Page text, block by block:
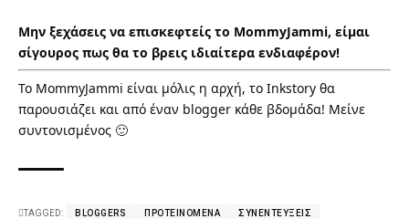
Μην ξεχάσεις να επισκεφτείς το MommyJammi, είμαι
σίγουρος πως θα το βρεις ιδιαίτερα ενδιαφέρον!
Το MommyJammi είναι μόλις η αρχή, το Inkstory θα
παρουσιάζει και από έναν blogger κάθε βδομάδα! Μείνε
συντονισμένος 🙂
TAGGED: BLOGGERS ΠΡΟΤΕΙΝΌΜΕΝΑ ΣΥΝΕΝΤΕΎΞΕΙΣ